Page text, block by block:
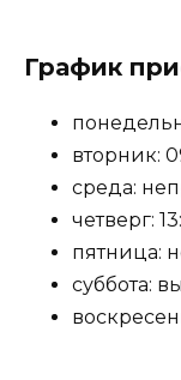
График
вторник:
среда:
четверг:
пятница:
суббота: